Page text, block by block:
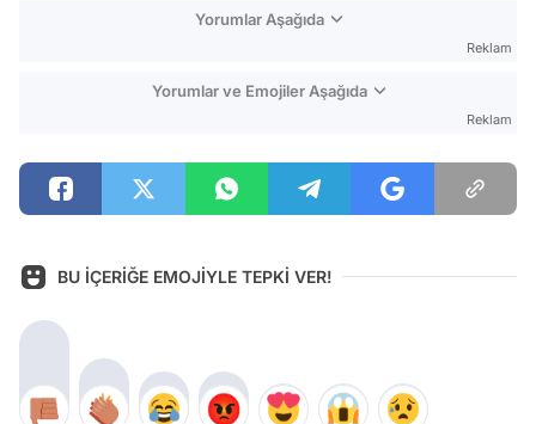
Yorumlar Aşağıda
Reklam
Yorumlar ve Emojiler Aşağıda
Reklam
BU İÇERİĞE EMOJİYLE TEPKİ VER!